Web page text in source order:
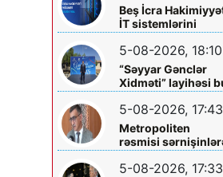
Beş İcra
İT sistemlərini
“Hökumət
buludu”na köçürdü
5-08-2026, 18:10
“Səyyar Gənclər
Xidməti” layihəsi
dəfə
5-08-2026, 17:43
Metropoliten
rəsmisi
çıxış yolu göstərdi
5-08-2026, 17:33